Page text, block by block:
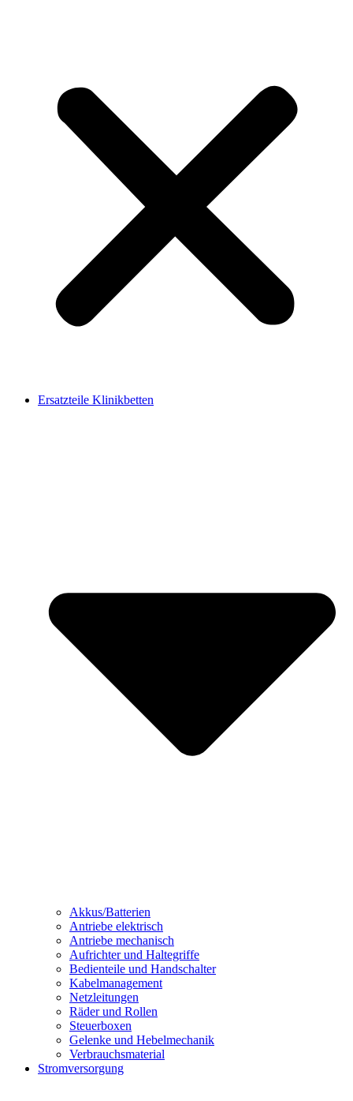
Ersatzteile Klinikbetten
Akkus/Batterien
Antriebe elektrisch
Antriebe mechanisch
Aufrichter und Haltegriffe
Bedienteile und Handschalter
Kabelmanagement
Netzleitungen
Räder und Rollen
Steuerboxen
Gelenke und Hebelmechanik
Verbrauchsmaterial
Stromversorgung